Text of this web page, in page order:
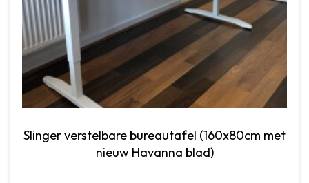
Slinger verstelbare bureautafel (160x80cm met
nieuw Havanna blad)